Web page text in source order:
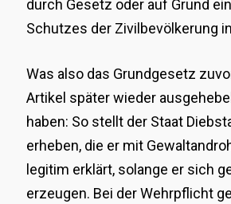
durch Gesetz oder auf Grund
Schutzes der Zivilbevölkerung
Was also das Grundgesetz
Artikel später wieder
haben: So stellt der Staat
erheben, die er mit
legitim erklärt, solange er sich
erzeugen. Bei der Wehrpflicht